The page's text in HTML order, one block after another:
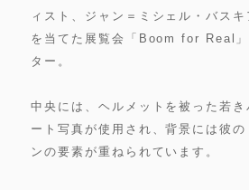
ィスト、ジャン＝ミシェル・バス
を当てた展覧会「Boom for Real」
ター。
中央には、ヘルメットを被った若
ート写真が使用され、背景には彼の
ンの要素が重ねられています。